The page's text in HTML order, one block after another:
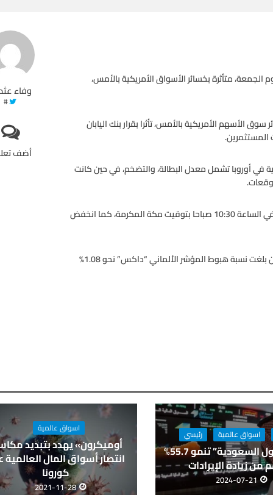
وفاء
#
أضف
متأثرة بخسائر الأسواق الأمريكية بالأمس،
الأسهم الأمريكية بالأمس، تأثرا بقرار بنك اليابان
المستثمرين.
في أوروبا تشمل معدل البطالة، والتضخم، في حين كانت
وهبط مؤشر “ستوكس 600” الأوروبي بنسبة 1.1% إلى 344 نقطة في الساعة 10:30 صباحا بتوقيت مكة المكرمة، كما انخفض
وتراجع مؤشر “كاك” الفرنسي بحوالي 1.4% إلى 4494 نقطة، في حين بلغت نسبة هبوط المؤشر الألماني “داكس” نحو 1.08%
اسواق عالمية رئيسي
أرباح “تداول السعودية” تنمو 55.7%
من زيادة الإيرادات
2024-07-21
اسواق عالمية
أوميكرون» يهدد بتبديد
انتصار أسواق المال العالمية
كورونا
2021-11-28